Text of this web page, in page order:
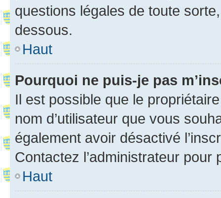
questions légales de toute
dessous.
Haut
Pourquoi ne puis-je pas
Il est possible que le
nom d’utilisateur que vous
également avoir désactivé
Contactez l’administrateur
Haut